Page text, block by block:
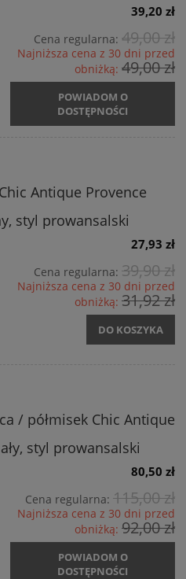
39,20 zł
Cena regularna: 49,00 zł
Najniższa cena z 30 dni przed
obniżką: 49,00 zł
POWIADOM O
DOSTĘPNOŚCI
Antique Provence
styl prowansalski
27,93 zł
Cena regularna: 39,90 zł
Najniższa cena z 30 dni przed
obniżką: 31,92 zł
DO KOSZYKA
/ półmisek Chic Antique
styl prowansalski
80,50 zł
Cena regularna: 115,00 zł
Najniższa cena z 30 dni przed
obniżką: 92,00 zł
POWIADOM O
DOSTĘPNOŚCI